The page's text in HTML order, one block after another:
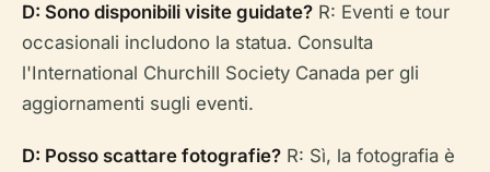
D: Sono disponibili visite guidate? R: Eventi e tour
occasionali includono la statua. Consulta
l'International Churchill Society Canada per gli
aggiornamenti sugli eventi.
D: Posso scattare fotografie? R: Sì, la fotografia è